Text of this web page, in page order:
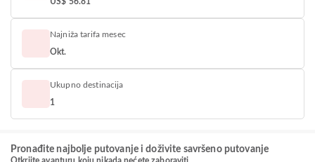
Najniža tarifa mesec
Okt.
Ukupno destinacija
1
Pronađite najbolje putovanje i doživite savršeno putovanje